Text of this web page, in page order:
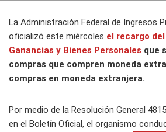
La Administración Federal de Ingresos
oficializó este miércoles el recargo
Ganancias y Bienes Personales que
compras que compren moneda
compras en moneda extranjera.
Por medio de la Resolución General
en el Boletín Oficial, el organismo